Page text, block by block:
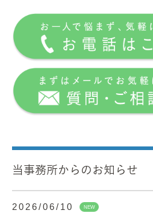
当事務所からのお知らせ
2026/06/10 NEW